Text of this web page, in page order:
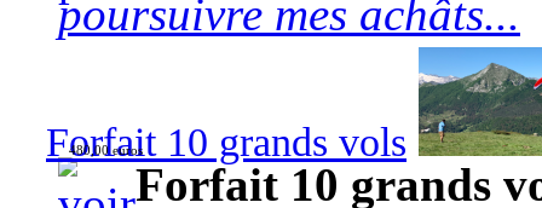
poursuivre mes achâts...
Forfait 10 grands vols
480,00 euros
Forfait 10 grands